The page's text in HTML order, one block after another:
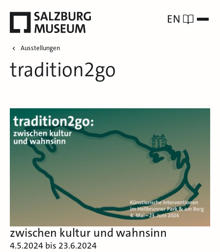
EN
Ausstellungen
tradition2go
zwischen kultur und wahnsinn
4.5.2024 bis 23.6.2024